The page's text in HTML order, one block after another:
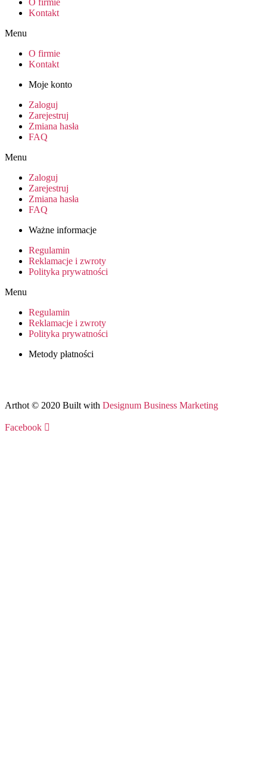
O firmie
Kontakt
Menu
O firmie
Kontakt
Moje konto
Zaloguj
Zarejestruj
Zmiana hasła
FAQ
Menu
Zaloguj
Zarejestruj
Zmiana hasła
FAQ
Ważne informacje
Regulamin
Reklamacje i zwroty
Polityka prywatności
Menu
Regulamin
Reklamacje i zwroty
Polityka prywatności
Metody płatności
Arthot © 2020 Built with Designum Business Marketing
Facebook